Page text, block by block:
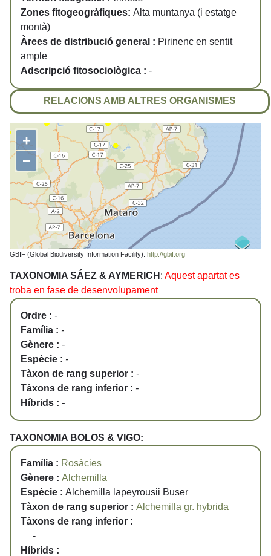
Zones fitogeogràfiques: Alta muntanya (i estatge
montà)
Àrees de distribució general : Pirinenc en sentit
ample
Adscripció fitosociològica : -
RELACIONS AMB ALTRES ORGANISMES
+
−
GBIF (Global Biodiversity Information Facility). http://gbif.org
TAXONOMIA SÁEZ & AYMERICH : Aquest apartat es
troba en fase de desenvolupament
Ordre : -
Família : -
Gènere : -
Espècie : -
Tàxon de rang superior : -
Tàxons de rang inferior : -
Híbrids : -
TAXONOMIA BOLOS & VIGO:
Família : Rosàcies
Gènere : Alchemilla
Espècie : Alchemilla lapeyrousii Buser
Tàxon de rang superior : Alchemilla gr. hybrida
Tàxons de rang inferior :
-
Híbrids :